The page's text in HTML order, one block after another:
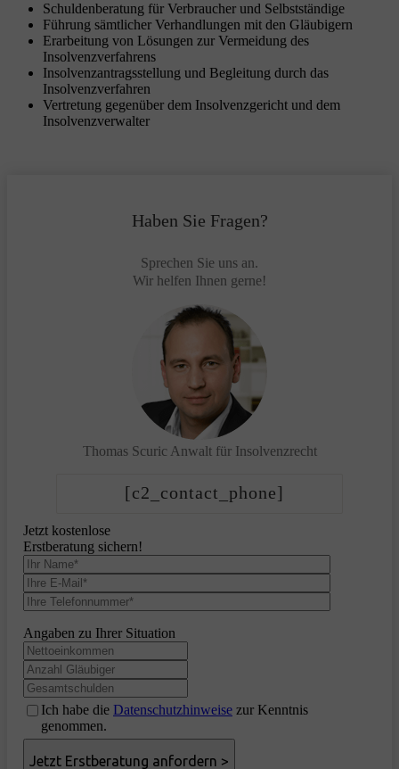
Schuldenberatung für Verbraucher und Selbstständige
Führung sämtlicher Verhandlungen mit den Gläubigern
Erarbeitung von Lösungen zur Vermeidung des
Insolvenzverfahrens
Insolvenzantragsstellung und Begleitung durch das
Insolvenzverfahren
Vertretung gegenüber dem Insolvenzgericht und dem
Insolvenzverwalter
Haben Sie Fragen?
Sprechen Sie uns an.
Wir helfen Ihnen gerne!
Thomas Scuric Anwalt für Insolvenzrecht
[c2_contact_phone]
Jetzt kostenlose
Erstberatung sichern!
Angaben zu Ihrer Situation
Ich habe die Datenschutzhinweise zur Kenntnis
genommen.